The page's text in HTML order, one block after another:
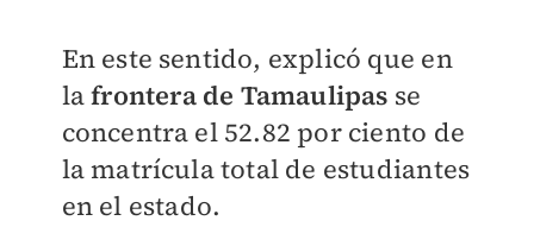
En este sentido, explicó que en
lafrontera de Tamaulipas se
concentra el 52.82 por ciento de
la matrícula total de estudiantes
en el estado.